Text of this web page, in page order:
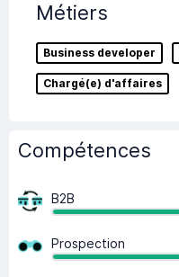
Métiers
Business developer
Chargé(e) d'affaires
Compétences
B2B
Prospection